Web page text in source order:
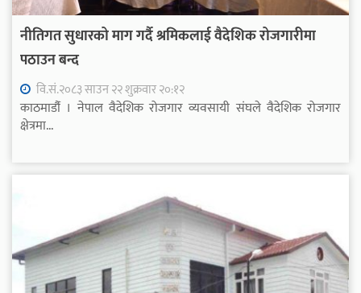
नीतिगत सुधारको माग गर्दै श्रमिकलाई वैदेशिक रोजगारीमा
पठाउन बन्द
वि.सं.२०८३ साउन २२ शुक्रवार २०:१२
काठमाडौंं । नेपाल वैदेशिक रोजगार व्यवसायी संघले वैदेशिक रोजगार
क्षेत्रमा...